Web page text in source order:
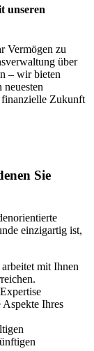
unseren
Vermögen zu
über
– wir bieten
finanzielle Zukunft
Sie
einzigartig ist,
mit Ihnen
Aspekte Ihres